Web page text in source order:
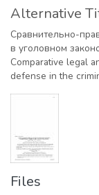
Alternative
Сравнительно-
в уголовном
Comparative legal
defense in the
Files